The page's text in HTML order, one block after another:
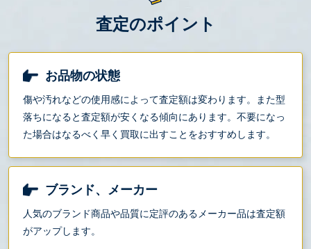
査定のポイント
お品物の状態
傷や汚れなどの使用感によって査定額は変わります。また型
落ちになると査定額が安くなる傾向にあります。不要になっ
た場合はなるべく早く買取に出すことをおすすめします。
ブランド、メーカー
人気のブランド商品や品質に定評のあるメーカー品は査定額
がアップします。